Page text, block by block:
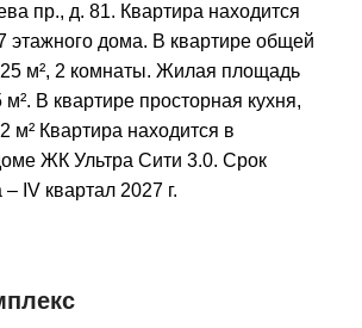
пр., д. 81. Квартира находится
этажного дома. В квартире общей
м², 2 комнаты. Жилая площадь
В квартире просторная кухня,
м² Квартира находится в
ЖК Ультра Сити 3.0. Срок
IV квартал 2027 г.